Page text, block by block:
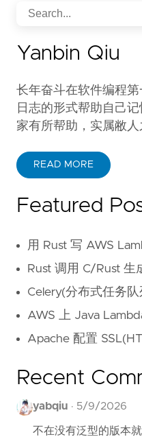
Yanbin Qiu
长年奋斗在软件编程
日志的形式帮助自己
家有所帮助，实属敝人
READ MORE
Featured
用 Rust 写 AWS
Rust 调用 C/Rust 生
Celery(分布式任务
AWS 上 Java
Apache 配置
Recent
yabqiu · 5/9/2026
不在没有泛型的版本